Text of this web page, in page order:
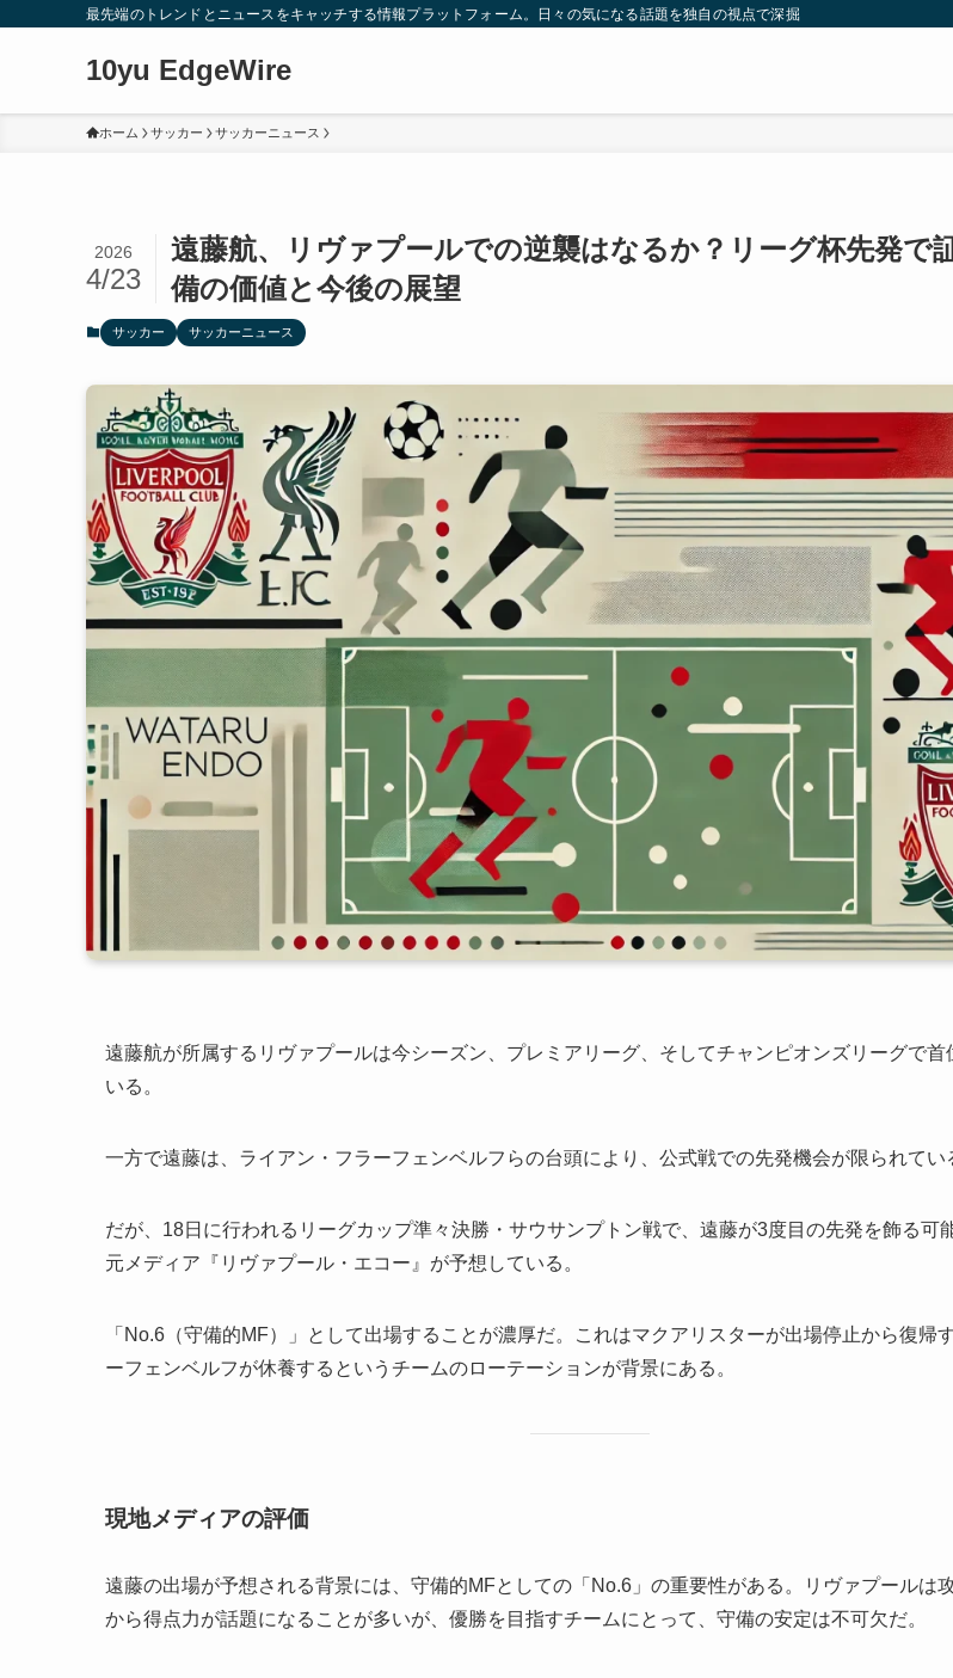
最先端のトレンドとニュースをキャッチする情報プラットフォーム。日々の気になる話題を独自の視点で深掘りしたコンテンツをお
10yu EdgeWire
ホーム サッカー サッカーニュース
遠藤航、リヴァプールでの逆襲はなるか？リーグ杯先発で
備の価値と今後の展望
2026
4/23
サッカー サッカーニュース
遠藤航が所属するリヴァプールは今シーズン、プレミアリーグ、そしてチャンピオンズリーグで首
いる。
一方で遠藤は、ライアン・フラーフェンベルフらの台頭により、公式戦での先発機会が限られてい
だが、18日に行われるリーグカップ準々決勝・サウサンプトン戦で、遠藤が3度目の先発を飾る可
元メディア『リヴァプール・エコー』が予想している。
「No.6（守備的MF）」として出場することが濃厚だ。これはマクアリスターが出場停止から復帰
ーフェンベルフが休養するというチームのローテーションが背景にある。
現地メディアの評価
遠藤の出場が予想される背景には、守備的MFとしての「No.6」の重要性がある。リヴァプールは
から得点力が話題になることが多いが、優勝を目指すチームにとって、守備の安定は不可欠だ。